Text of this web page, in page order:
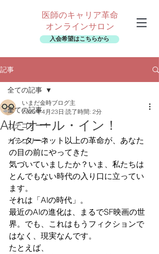
医師のキャリア革命
オンラインサロン
入会希望はこちらから
記事
全ての記事
カテゴリー 1
カテゴリー 2
全ての記事
AIにオール・イン！
いまだ金時ブログ主
2025年4月23日 読了時間: 2分
インターネット以上の革命が、あなた
の目の前にやってきた
気づいていましたか？いま、私たちは
とんでもない時代の入り口に立ってい
ます。
それは「AIの時代」。
最近のAIの進化は、まるでSF映画の世
界。でも、これはもうフィクションで
はなく、現実なんです。
たとえば、